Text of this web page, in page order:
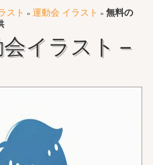
スト » 運動会 イラスト » 無料の
イラスト –